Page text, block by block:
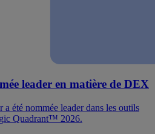
leader en matière de DEX
été nommée leader dans les outils
Quadrant™ 2026.